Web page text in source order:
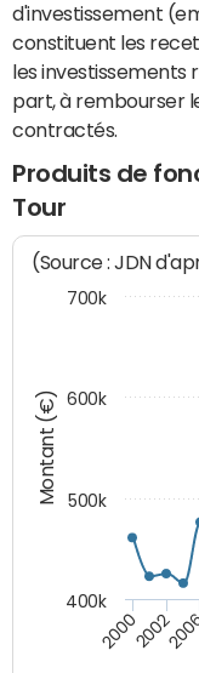
d'investissement
constituent les
les investissements
part, à rembourser
contractés.
Produits de
Tour
Montant (€)
(Source : JDN
20002002
400k
500k
600k
700k